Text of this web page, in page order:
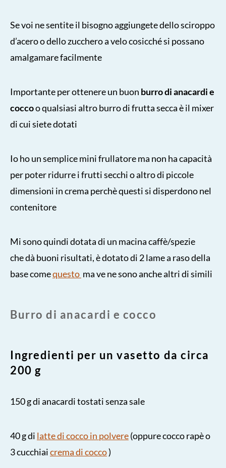
Se voi ne sentite il bisogno aggiungete dello sciroppo
d’acero o dello zucchero a velo cosicché si possano
amalgamare facilmente
Importante per ottenere un buon burro di anacardi e
coccoo qualsiasi altro burro di frutta secca è il mixer
di cui siete dotati
Io ho un semplice mini frullatore ma non ha capacità
per poter ridurre i frutti secchi o altro di piccole
dimensioni in crema perchè questi si disperdono nel
contenitore
Mi sono quindi dotata di un macina caffè/spezie
che dà buoni risultati, è dotato di 2 lame a raso della
base comequesto ma ve ne sono anche altri di simili
Burro di anacardi e cocco
Ingredienti per un vasetto da circa
200 g
150 g di anacardi tostati senza sale
40 g di latte di cocco in polvere(oppure cocco rapè o
3 cucchiaicrema di cocco)